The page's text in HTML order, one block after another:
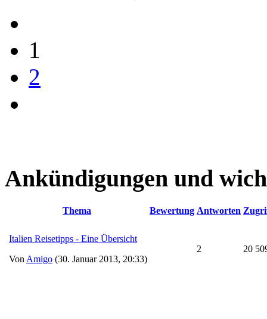
1
2
Ankündigungen und
Thema Bewertung Antworten
Italien Reisetipps - Eine Übersicht
Von Amigo (30. Januar 2013, 20:33)
2 20